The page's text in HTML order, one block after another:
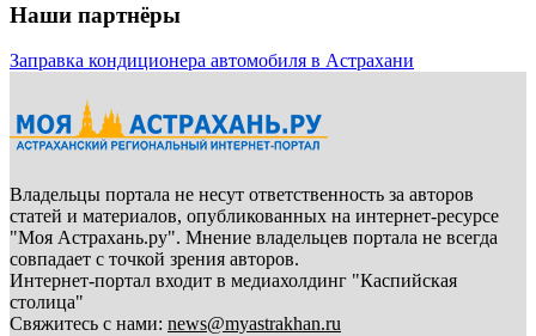
Наши партнёры
Заправка кондиционера автомобиля в Астрахани
Владельцы портала не несут ответственность за авторов
статей и материалов, опубликованных на интернет-ресурсе
"Моя Астрахань.ру". Мнение владельцев портала не всегда
совпадает с точкой зрения авторов.
Интернет-портал входит в медиахолдинг "Каспийская
столица"
Свяжитесь с нами: news@myastrakhan.ru